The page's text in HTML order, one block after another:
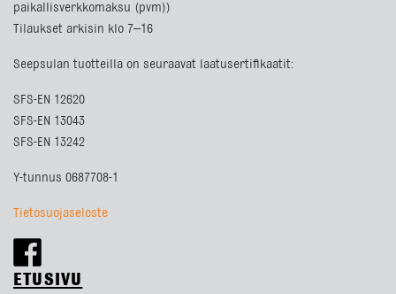
paikallisverkkomaksu (pvm))
Tilaukset arkisin klo 7–16
Seepsulan tuotteilla on seuraavat laatusertifikaatit:
SFS-EN 12620
SFS-EN 13043
SFS-EN 13242
Y-tunnus 0687708-1
Tietosuojaseloste
ETUSIVU